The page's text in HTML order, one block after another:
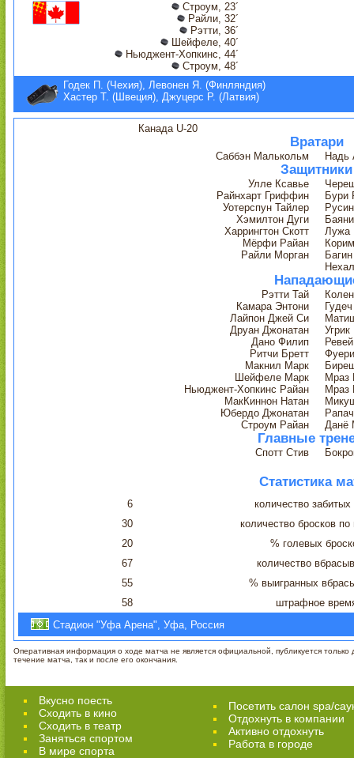
Строум, 23´
Райли, 32´
Рэтти, 36´
Шейфеле, 40´
Ньюджент-Хопкинс, 44´
Строум, 48´
Годек П. (Чехия), Левонен Я. (Финляндия)
Хастер Т. (Швеция), Джуцерс Р. (Латвия)
Канада U-20
Вратари
Саббэн Малькольм Надь
Защитники
Улле Ксавье
Райнхарт Гриффин
Бури
Уотерспун Тайлер
Хэмилтон Дуги
Харрингтон Скотт
Лужа
Мёрфи Райан
Райли Морган
Рэтти Тай
Камара Энтони
Лайпон Джей Си
Друан Джонатан
Дано Филип
Ритчи Бретт
Макнил Марк
Шейфеле Марк
Мраз
Ньюджент-Хопкинс Райан
Мраз
МакКиннон Натан
Юбердо Джонатан
Строум Райан
Данё
Главные
Спотт Стив
Статистика
6
количество
30
количество бросков по
20
% голевых
67
количество
55
% выигранных
58
штрафное
Стадион "Уфа Арена", Уфа, Россия
Оперативная информация о ходе матча не является официальной, публикуется только
течение матча, так и после его окончания.
Вкусно поесть
Сходить в кино
Cходить в театр
Заняться спортом
В мире спорта
Посетить салон spa/
Отдохнуть в компании
Активно отдохнуть
Работа в городе